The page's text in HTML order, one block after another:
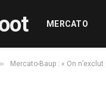
MERCATO
» Mercato-Baup : « On